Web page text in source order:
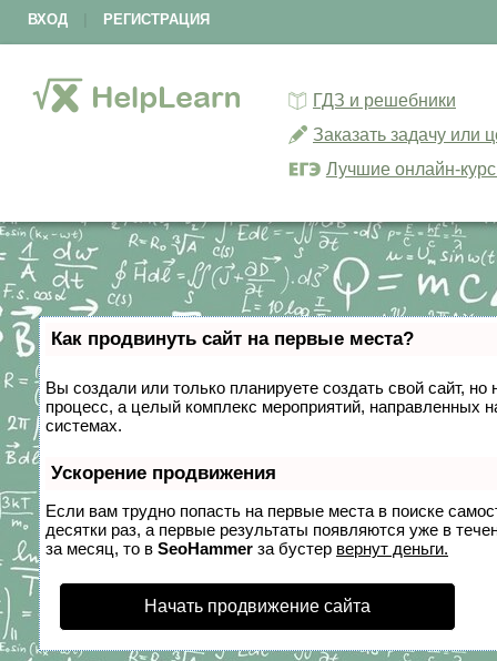
ВХОД РЕГИСТРАЦИЯ
ГДЗ и решебники
Заказать задачу или
Лучшие онлайн-
Как продвинуть сайт на первые места?
Вы создали или только планируете создать свой сайт,
процесс, а целый комплекс мероприятий, направленных
системах.
Ускорение продвижения
Если вам трудно попасть на первые места в поиске
десятки раз, а первые результаты появляются уже в
за месяц, то в SeoHammer за бустер вернут деньги.
Начать продвижение сайта